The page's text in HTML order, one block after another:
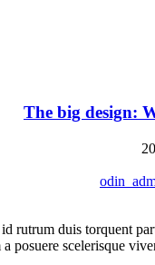
The big design:
rutrum duis torquent
posuere scelerisque